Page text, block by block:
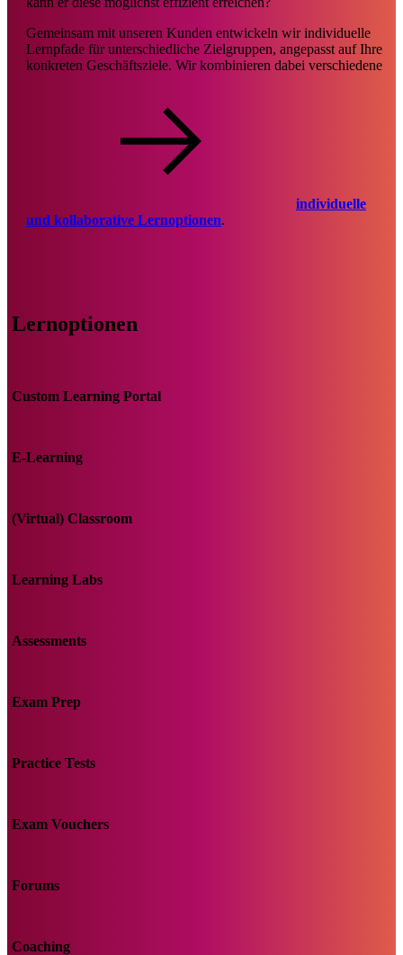
Gemeinsam mit unseren Kunden entwickeln wir individuelle
Lernpfade für unterschiedliche Zielgruppen, angepasst auf Ihre
konkreten Geschäftsziele. Wir kombinieren dabei verschiedene
individuelle
und kollaborative Lernoptionen.
Lernoptionen
Custom Learning Portal
E-Learning
(Virtual) Classroom
Learning Labs
Assessments
Exam Prep
Practice Tests
Exam Vouchers
Forums
Coaching